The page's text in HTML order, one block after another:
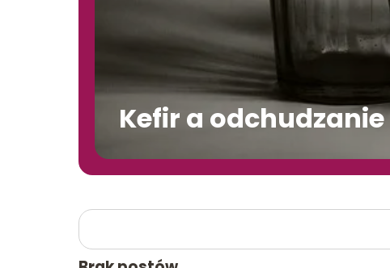
Kefir a odchudzanie